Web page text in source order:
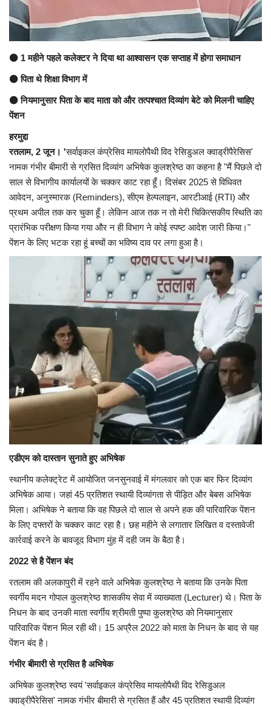
यात्री सरोकार
कर्मचारी सरोकार
साहित्य सरोकार
सेहत सरोकार
सामाजिक सरोकार
⚫ 1 महीने पहले कलेक्टर ने दिया था आश्वासन एक सप्ताह में होगा समाधान
⚫ पिता थे शिक्षा विभाग में
⚫ नियमानुसार पिता के बाद माता को और तत्पश्चात दिव्यांग बेटे को मिलनी चाहिए
पेंशन
हरमुद्दा
रतलाम, 2 जून। 'सर्वाइकल कंप्रेसिव मायलोपैथी विद रेसिडुअल क्वाड्रीपैरेसिस'
नामक गंभीर बीमारी से ग्रसित दिव्यांग अभिषेक कुलश्रेष्ठ का कहना है "मैं पिछले दो
साल से विभागीय कार्यालयों के चक्कर काट रहा हूँ। दिसंबर 2025 से विधिवत
आवेदन, अनुस्मारक (Reminders), सीएम हेल्पलाइन, आरटीआई (RTI) और
प्रथम अपील तक कर चुका हूँ। लेकिन आज तक न तो मेरी चिकित्सकीय स्थिति का
प्रारंभिक परीक्षण किया गया और न ही विभाग ने कोई स्पष्ट आदेश जारी किया।"
पेंशन के लिए भटक रहा हूं बच्चों का भविष्य दाव पर लगा हुआ है।
एडीएम को दास्तान सुनाते हुए अभिषेक
स्थानीय कलेक्ट्रेट में आयोजित जनसुनवाई में मंगलवार को एक बार फिर दिव्यांग
अभिषेक आया। जहां 45 प्रतिशत स्थायी दिव्यांगता से पीड़ित और बेबस अभिषेक
मिला। अभिषेक ने बताया कि वह पिछले दो साल से अपने हक की पारिवारिक पेंशन
के लिए दफ्तरों के चक्कर काट रहा है। छह महीने से लगातार लिखित व दस्तावेजी
कार्रवाई करने के बावजूद विभाग मुंह में दही जम के बैठा है।
2022 से है पेंशन बंद
​रतलाम की अलकापुरी में रहने वाले अभिषेक कुलश्रेष्ठ ने बताया कि उनके पिता
स्वर्गीय मदन गोपाल कुलश्रेष्ठ शासकीय सेवा में व्याख्याता (Lecturer) थे। पिता के
निधन के बाद उनकी माता स्वर्गीय श्रीमती पुष्पा कुलश्रेष्ठ को नियमानुसार
पारिवारिक पेंशन मिल रही थी। 15 अप्रैल 2022 को माता के निधन के बाद से यह
पेंशन बंद है।
गंभीर बीमारी से ग्रसित है अभिषेक
​अभिषेक कुलश्रेष्ठ स्वयं 'सर्वाइकल कंप्रेसिव मायलोपैथी विद रेसिडुअल
क्वाड्रीपैरेसिस' नामक गंभीर बीमारी से ग्रसित हैं और 45 प्रतिशत स्थायी दिव्यांग